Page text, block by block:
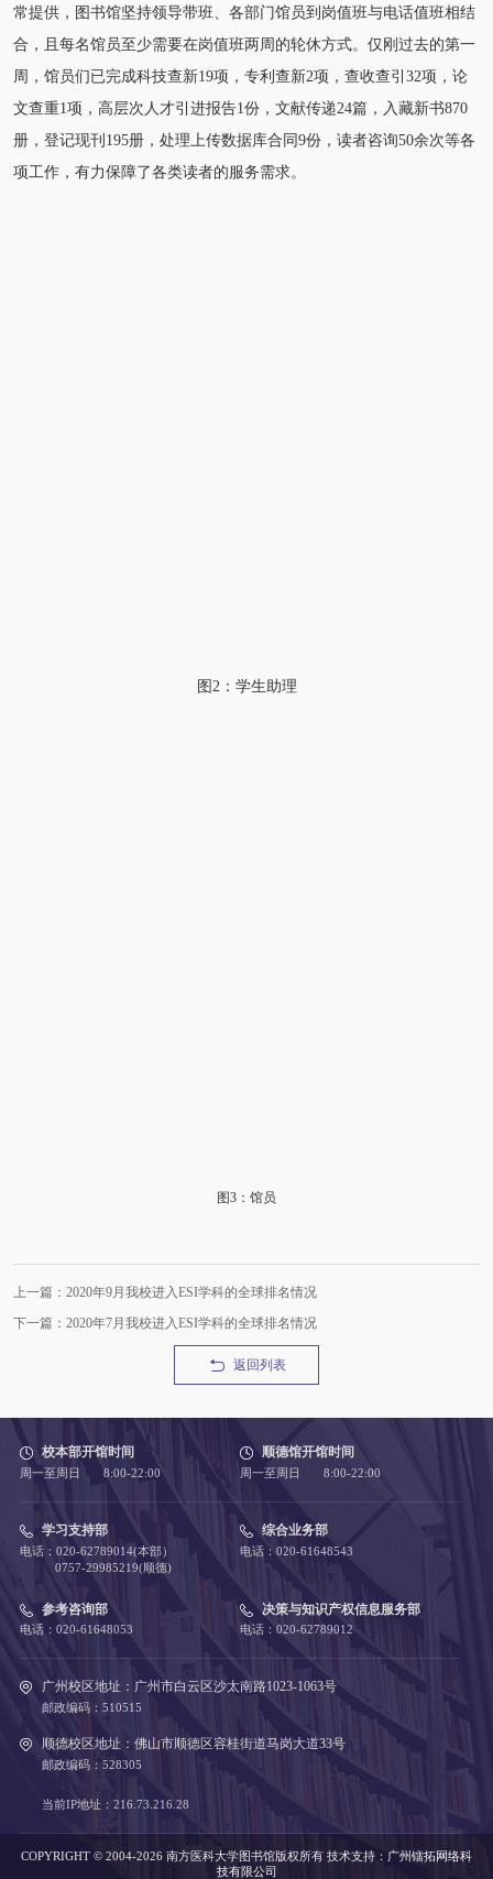
常提供，图书馆坚持领导带班、各部门馆员到岗值班与电话值班相结
合，且每名馆员至少需要在岗值班两周的轮休方式。仅刚过去的第一
周，馆员们已完成科技查新19项，专利查新2项，查收查引32项，论
文查重1项，高层次人才引进报告1份，文献传递24篇，入藏新书870
册，登记现刊195册，处理上传数据库合同9份，读者咨询50余次等各
项工作，有力保障了各类读者的服务需求。
图2：学生助理
图3：馆员
上一篇：2020年9月我校进入ESI学科的全球排名情况
下一篇：2020年7月我校进入ESI学科的全球排名情况
返回列表
校本部开馆时间
周一至周日 8:00-22:00
顺德馆开馆时间
周一至周日 8:00-22:00
学习支持部
电话：020-62789014(本部）
0757-29985219(顺德)
综合业务部
电话：020-61648543
参考咨询部
电话：020-61648053
决策与知识产权信息服务部
电话：020-62789012
广州校区地址：广州市白云区沙太南路1023-1063号
邮政编码：510515
顺德校区地址：佛山市顺德区容桂街道马岗大道33号
邮政编码：528305
当前IP地址：216.73.216.28
COPYRIGHT © 2004-2026 南方医科大学图书馆版权所有 技术支持： 广州镭拓网络科
技有限公司